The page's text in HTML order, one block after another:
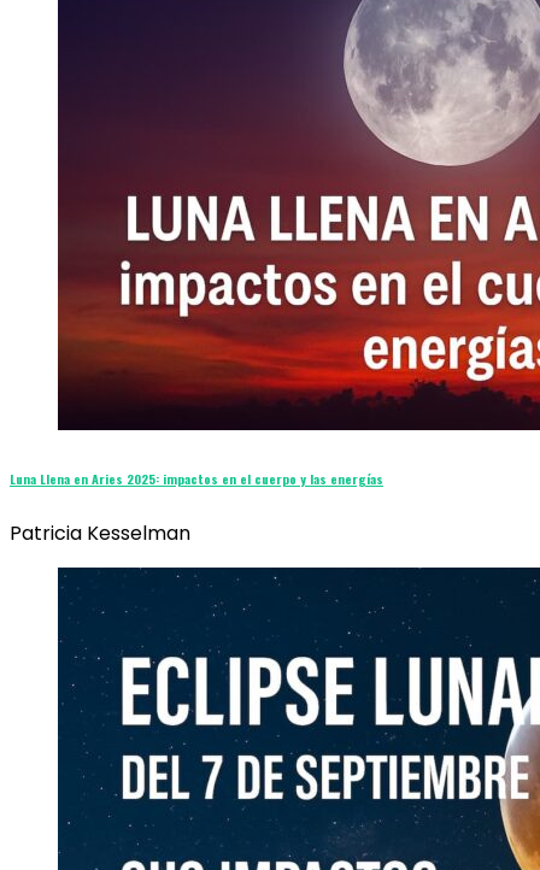
Luna Llena en Aries 2025: impactos en el cuerpo y las energías
Patricia Kesselman